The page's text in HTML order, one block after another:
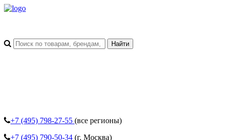
+7 (495) 798-27-55 (все регионы)
+7 (495) 790-50-34 (г. Москва)